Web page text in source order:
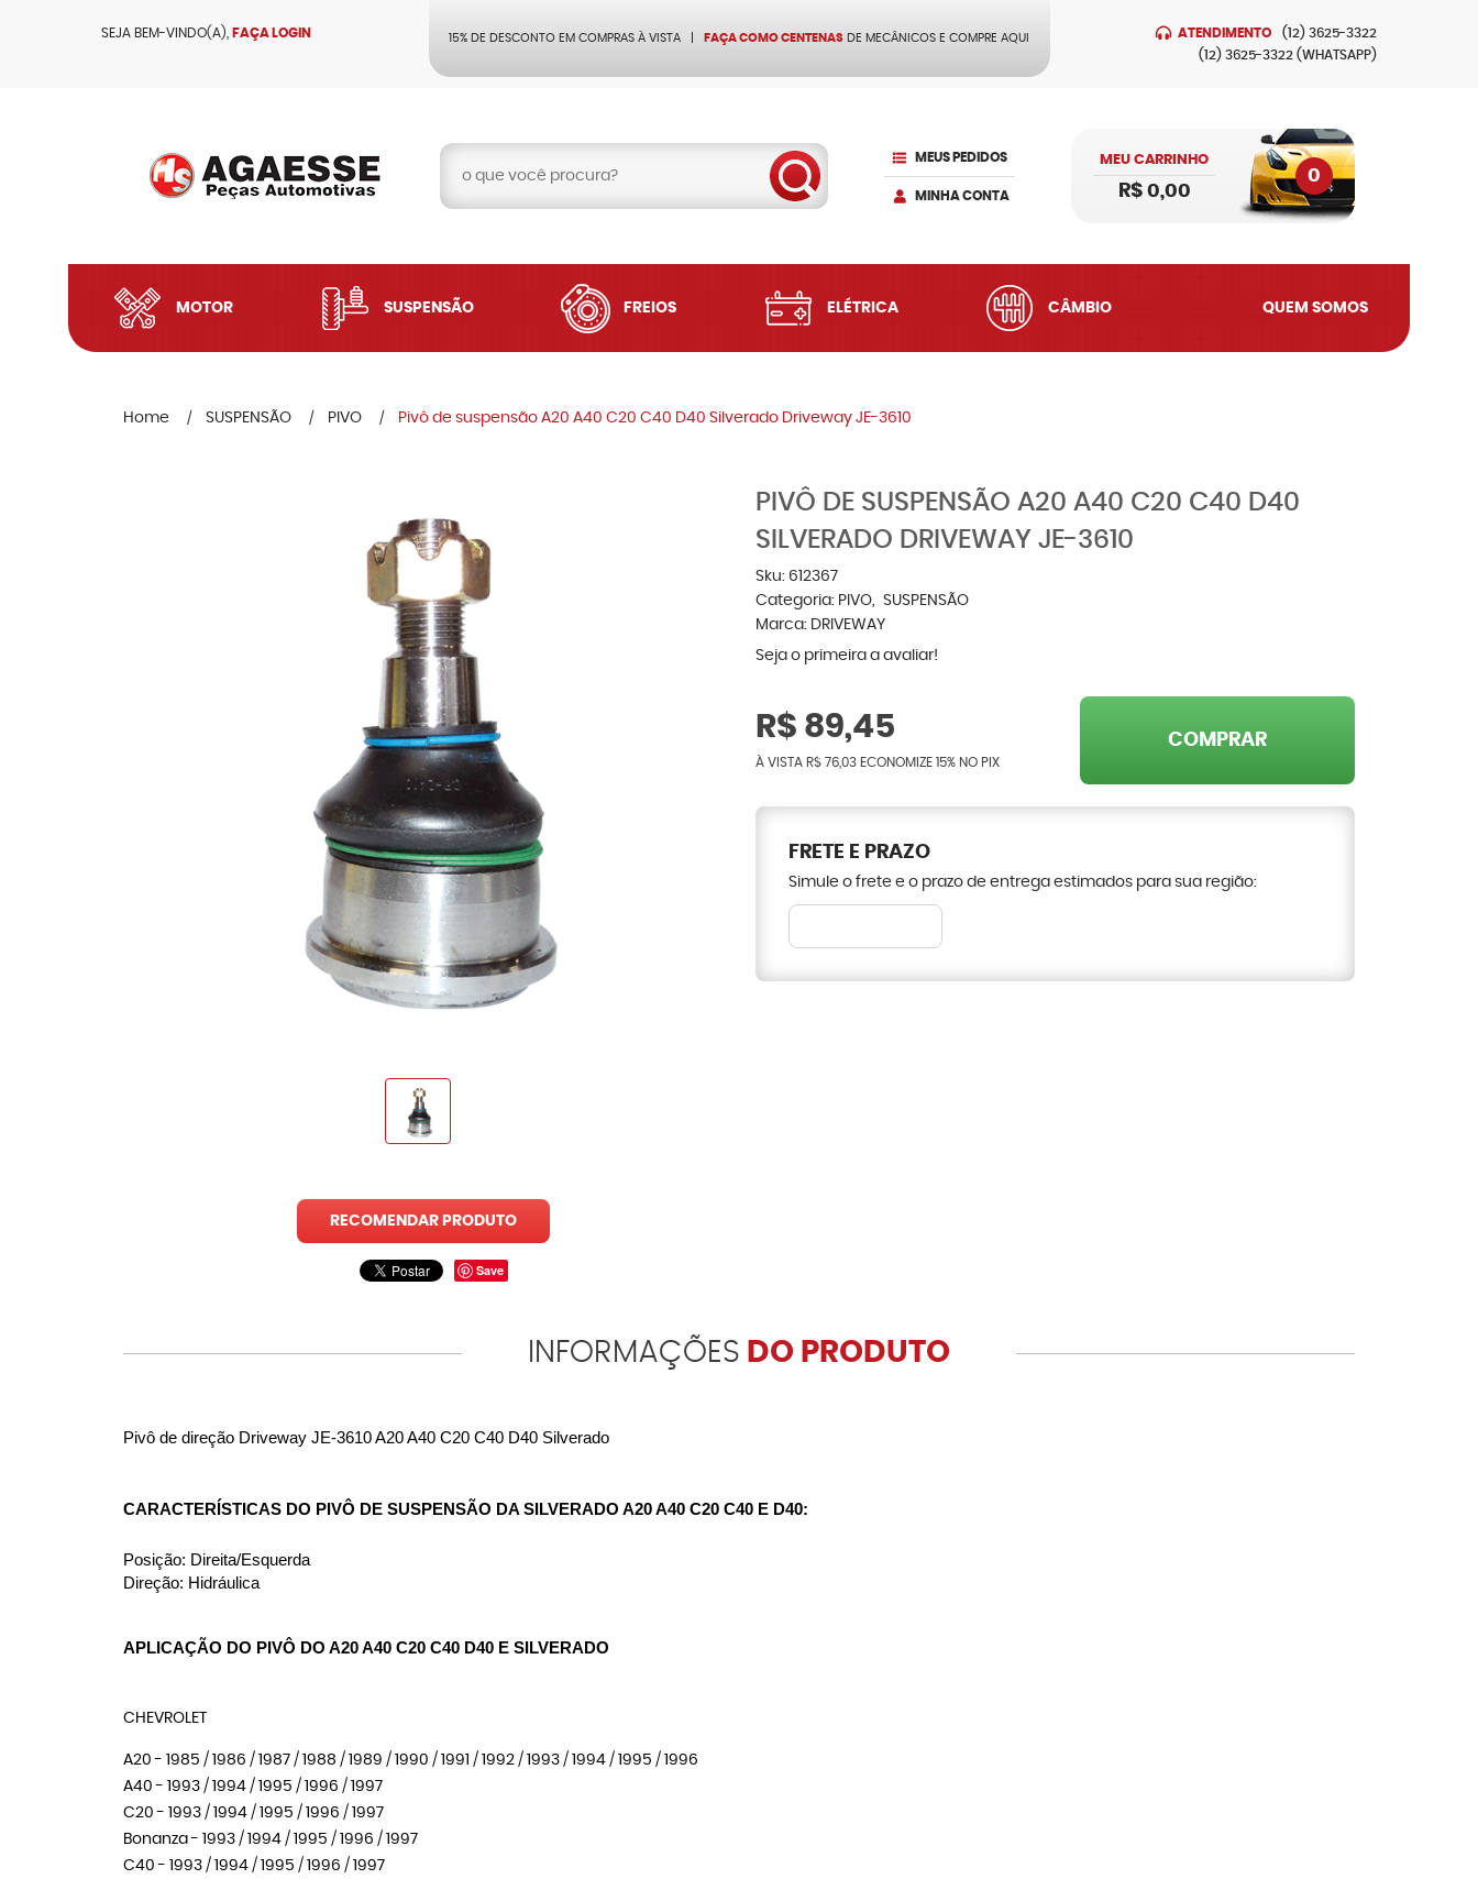
SEJA BEM-VINDO(A), FAÇA LOGIN 15% DE DESCONTO EM COMPRAS À VISTA FAÇA COMO CENTENAS DE MECÂNICOS E COMPRE AQUI ATENDIMENTO (12) 3625-3322
(12) 3625-3322 (WHATSAPP)
MEUS PEDIDOS
MINHA CONTA
MEU CARRINHO
0
R$ 0,00
MOTOR SUSPENSÃO FREIOS ELÉTRICA CÂMBIO QUEM SOMOS
Home SUSPENSÃO PIVO Pivô de suspensão A20 A40 C20 C40 D40 Silverado Driveway JE-3610
RECOMENDAR PRODUTO
Save
PIVÔ DE SUSPENSÃO A20 A40 C20 C40 D40
SILVERADO DRIVEWAY JE-3610
Sku: 612367
Categoria: PIVO
SUSPENSÃO
Marca: DRIVEWAY
Seja o primeira a avaliar!
R$ 89,45
À VISTA R$ 76,03 ECONOMIZE 15% NO PIX
COMPRAR
FRETE E PRAZO
Simule o frete e o prazo de entrega estimados para sua região:
INFORMAÇÕES DO PRODUTO
Pivô de direção Driveway JE-3610 A20 A40 C20 C40 D40 Silverado
CARACTERÍSTICAS DO PIVÔ DE SUSPENSÃO DA SILVERADO A20 A40 C20 C40 E D40:
Posição: Direita/Esquerda
Direção: Hidráulica
APLICAÇÃO DO PIVÔ DO A20 A40 C20 C40 D40 E SILVERADO
CHEVROLET
A20 - 1985 / 1986 / 1987 / 1988 / 1989 / 1990 / 1991 / 1992 / 1993 / 1994 / 1995 / 1996
A40 - 1993 / 1994 / 1995 / 1996 / 1997
C20 - 1993 / 1994 / 1995 / 1996 / 1997
Bonanza - 1993 / 1994 / 1995 / 1996 / 1997
C40 - 1993 / 1994 / 1995 / 1996 / 1997